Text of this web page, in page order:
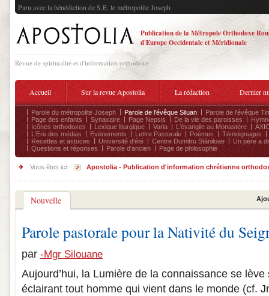
Paru avec la bénédiction de S.E. le métropolite Joseph
Publication de la Métropole Orthodoxe
d'Europe Occidentale et Méridionale
Revue de spiritualité et d'information orthodoxe
Accueil Sur la revue Apostolia La rédaction Dernier
Parole du métropolite Joseph Parole de l'évêque Siluan
Parole de l'évêque
Page des enfants
Synaxaire Page Nepsis De la vie des paroisses
Icônes orthodoxes
Lexique liturgique Varia L'évangile au Monastère
L'Ere des médias
Evénements Lettre Pastorale Poèmes
Témoignages
Recettes et astuces
Université d'été Centre Dumitru Stăniloae
Un père a
Questions et réponses
Parole d'ancien Page de philosophie
Vous êtes ici: Apostolia - Publication d'information chrétienne
Nouvelle
Parole pastorale pour la Nativité du
par -Mgr Silouane
Aujourd’hui, la Lumière de la connaissance se
éclairant tout homme qui vient dans le monde (cf.